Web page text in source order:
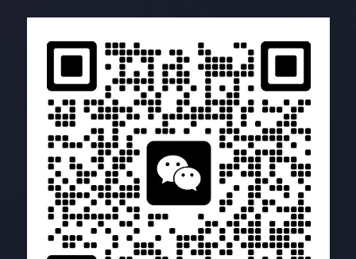
注于为企业提供全面的搜索引擎优化（SEO）服务。
凭借多年的行业经验和专业的团队，易运盈致力于帮
助客户提升网站在搜索引擎中的排名，增加有机流
量，推动业务增长。我们的使命是通过科学的SEO策
略和数据驱动的方法，助力客户在数字化竞争中取得
领先优势。 模块三：链接建设：网站权重的助推器(8
节详细教程) 更多模块
可能会损害你的网站排名，及时清理这些链接至关重
要。了解竞争对手的链接配置文件可以帮助你识别链
接建设机会，并制定更有效的策略，从而在竞争中占
据优势，并避免一些常见的错误。 2. 链接建设工具：
简化流程，提高效率 Semrush 的链接建设工具可以
帮助你自动化链接建设流程，例如寻找潜在的链接合
作伙伴、发送外联邮件、跟踪链接建设进度等等。这
个工具可以大大提高你的链接建设效率，节省你的时
间和精力，让你可以专注于更重要的搜索引擎优化工
作。它还可以帮助你管理你的外联活动，并跟踪你的
链接建设成果，让你对链接建设的效果一目了然，并
你还需要掌握一些小语种搜索引擎优化的最佳实践。
这些实践可以帮助你最大化搜索引擎优化的效果，并
获得长期稳定的排名提升。 四、小语种搜索引擎优化
工具对比：选择最适合你的武器 工具类型 功能 适用
场景 关键词研究工具 关键词挖掘、竞争分析、搜索
量分析 寻找目标关键词，分析关键词竞争程度 网站
分析工具 流量统计、用户行为分析、页面访问量分析
了解网站运营状况，找出问题所在 竞争对手分析工具
竞争对手网站分析、关键词排名分析、反向链接分析
了解竞争对手的策略，制定竞争策略 翻译工具 文本
翻译、网站翻译、文档翻译 克服语言障碍，进行网站
本地化 内容优化工具 语法检查、拼写检查、可读性
的网站？ 步骤 详细说明 1. 深入洞察目标用户 不仅仅
是了解用户的基本人口统计学信息，更要深入挖掘他
们的兴趣爱好、痛点需求、内容偏好、信息获取渠
道、行为习惯、心理动机、价值观等，构建完整而精
准的用户画像，为内容创作提供方向。可以使用用户
调研、数据分析、用户访谈、竞品分析等方法进行用
户洞察。 2. 精准制定内容策略 基于对目标用户的深
刻理解和网站的整体战略目标，制定一个清晰、具
体、可执行的内容策略，包括内容主题、内容形式、
发布频率、推广渠道、预算分配、团队协作、绩效评
估等。内容策略需要与网站的整体营销策略相一致，